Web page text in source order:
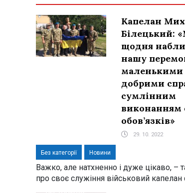
Капелан
Білецький:
щодня
нашу
маленькими
добрими
сумлінним
виконанням
обов’язків»
29. 10. 2022
Без категорії Новини
Важко, але натхненно і дуже цікаво, –
про своє служіння військовий капелан